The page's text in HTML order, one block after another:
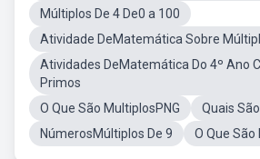
Múltiplos De 4 De0 a 100
Atividade DeMatemática Sobre
Atividades DeMatemática Do 4º Ano
Primos
O Que São MultiplosPNG
Quais
NúmerosMúltiplos De 9
O Que São